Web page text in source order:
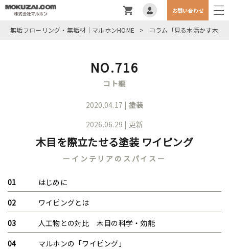
お問い合わせ
無垢フローリング・無垢材｜マルホンHOME > コラム「見る木活かす木」
NO.716
コト編
2020.04.17 | 塗装
2026.06.29 | 更新
木目を際立たせる塗装 ワイピング
ーインテリアのスパイスー
はじめに
ワイピングとは
人工物との対比 木目の科学・効能
マルホンの「ワイピング」